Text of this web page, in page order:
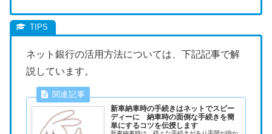
ネット銀行の活用方法については、下記記事で解
説しています。
新車納車時の手続きはネットでスピー
ディーに 納車時の面倒な手続きを簡
単にするコツを伝授します